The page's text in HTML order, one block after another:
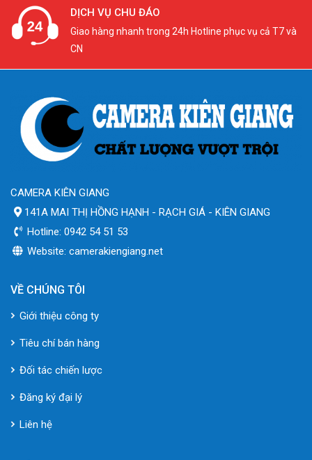
DỊCH VỤ CHU ĐÁO
Giao hàng nhanh trong 24h Hotline phục vụ cả T7 và
CN
CAMERA KIÊN GIANG
141A MAI THỊ HỒNG HẠNH - RẠCH GIÁ - KIÊN GIANG
Hotline: 0942 54 51 53
Website: camerakiengiang.net
VỀ CHÚNG TÔI
Giới thiệu công ty
Tiêu chí bán hàng
Đối tác chiến lược
Đăng ký đại lý
Liên hệ